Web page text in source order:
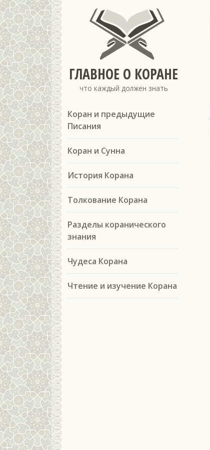
ГЛАВНОЕ О КОРАНЕ
что каждый должен знать
Коран и предыдущие
Писания
Коран и Сунна
История Корана
Толкование Корана
Разделы коранического
знания
Чудеса Корана
Чтение и изучение Корана